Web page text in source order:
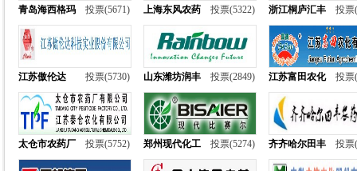
青岛海西格玛 投票(5671) 上海东风农药 投票(5322) 浙江桐庐汇丰 投票
江苏傲伦达 投票(5730) 山东潍坊润丰 投票(2849) 江苏富田农化 投票
太仓市农药厂 投票(5752) 郑州现代化工 投票(5274) 齐齐哈尔田丰 投票